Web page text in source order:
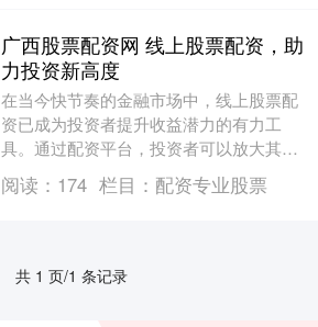
广西股票配资网 线上股票配资，助
力投资新高度
在当今快节奏的金融市场中，线上股票配
资已成为投资者提升收益潜力的有力工
具。通过配资平台，投资者可以放大其投
资资金，从而获得更高的回报。 * **资金
放大：**配....
阅读： 174 栏目： 配资专业股票
共 1 页/1 条记录